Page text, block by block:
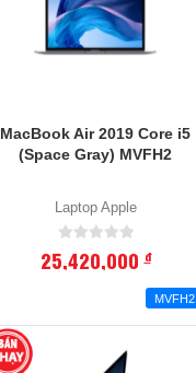
MacBook Air 2019 Core i5
(Space Gray) MVFH2
Laptop Apple
25,420,000đ
MVFH2